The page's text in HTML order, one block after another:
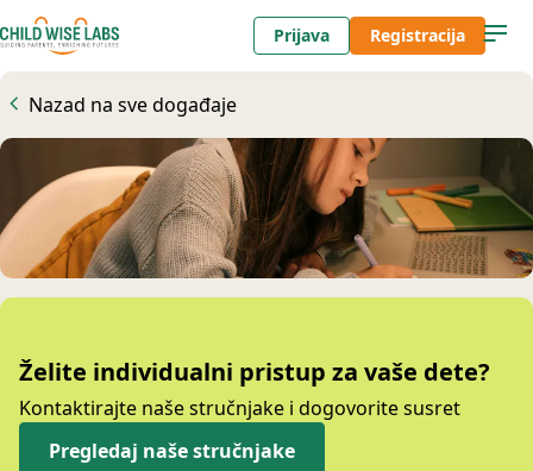
Prijava Registracija
Nazad na sve događaje
Želite individualni pristup za vaše dete?
Kontaktirajte naše stručnjake i dogovorite susret
Pregledaj naše stručnjake